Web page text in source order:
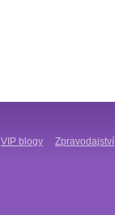
VIP blogy Zpravodajství